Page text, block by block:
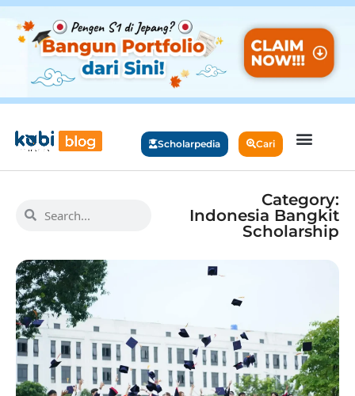
Scholarpedia Cari
Category:
Indonesia Bangkit
Scholarship